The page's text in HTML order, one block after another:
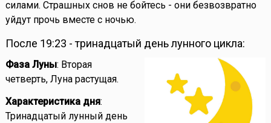
силами. Страшных снов не бойтесь - они безвозвратно
уйдут прочь вместе с ночью.
После 19:23 - тринадцатый день лунного цикла:
Фаза Луны: Вторая
четверть, Луна растущая.
Характеристика дня:
Тринадцатый лунный день